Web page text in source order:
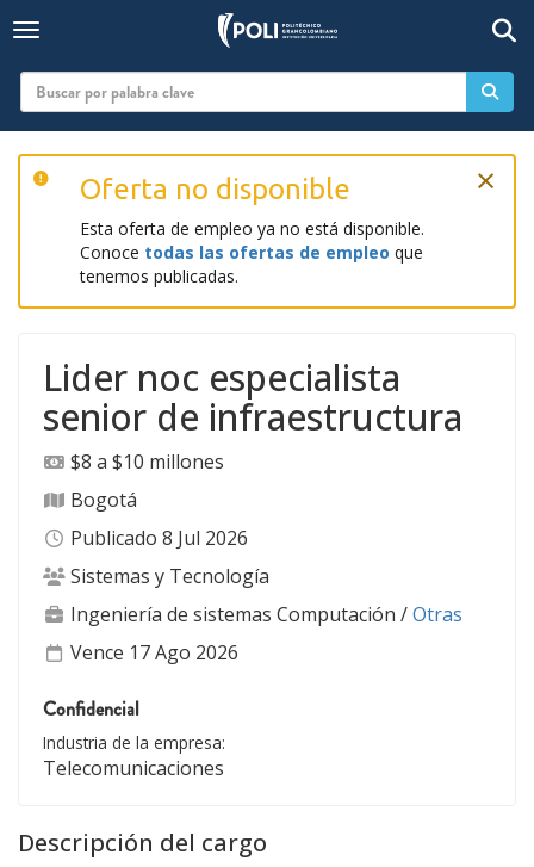
Toggle navigation
Oferta no disponible
Esta oferta de empleo ya no está disponible.
Conoce todas las ofertas de empleo que
tenemos publicadas.
×
Lider noc especialista
senior de infraestructura
$8 a $10 millones
Bogotá
Publicado 8 Jul 2026
Sistemas y Tecnología
Ingeniería de sistemas Computación /Otras
Vence 17 Ago 2026
Confidencial
Industria de la empresa:
Telecomunicaciones
Descripción del cargo